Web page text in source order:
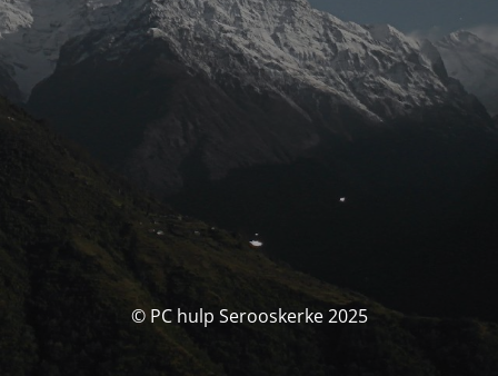
© PC hulp Serooskerke 2025